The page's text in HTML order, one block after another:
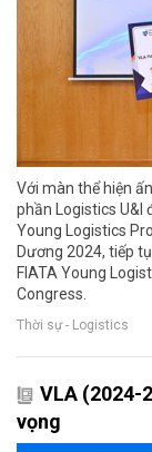
Với màn thể hiện
phần Logistics U&I
Young Logistics
Dương 2024, tiếp
FIATA Young
Congress.
Thời sự - Logistics
VLA (2024-
vọng